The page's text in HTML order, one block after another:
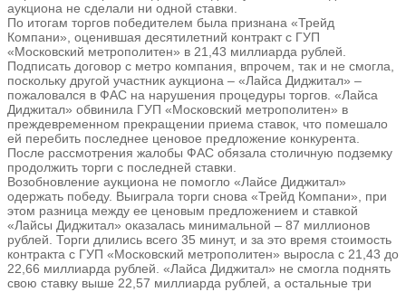
аукциона не сделали ни одной ставки.
По итогам торгов победителем была признана «Трейд
Компани», оценившая десятилетний контракт с ГУП
«Московский метрополитен» в 21,43 миллиарда рублей.
Подписать договор с метро компания, впрочем, так и не смогла,
поскольку другой участник аукциона – «Лайса Диджитал» –
пожаловался в ФАС на нарушения процедуры торгов. «Лайса
Диджитал» обвинила ГУП «Московский метрополитен» в
преждевременном прекращении приема ставок, что помешало
ей перебить последнее ценовое предложение конкурента.
После рассмотрения жалобы ФАС обязала столичную подземку
продолжить торги с последней ставки.
Возобновление аукциона не помогло «Лайсе Диджитал»
одержать победу. Выиграла торги снова «Трейд Компани», при
этом разница между ее ценовым предложением и ставкой
«Лайсы Диджитал» оказалась минимальной – 87 миллионов
рублей. Торги длились всего 35 минут, и за это время стоимость
контракта с ГУП «Московский метрополитен» выросла с 21,43 до
22,66 миллиарда рублей. «Лайса Диджитал» не смогла поднять
свою ставку выше 22,57 миллиарда рублей, а остальные три